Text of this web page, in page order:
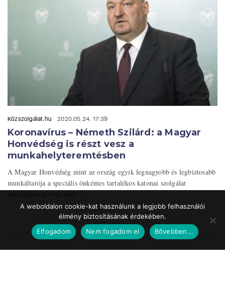
Közszolgálat.hu 2020.05.24. 17:39
Koronavírus – Németh Szilárd: a Magyar
Honvédség is részt vesz a
munkahelyteremtésben
A Magyar Honvédség mint az ország egyik legnagyobb és legbiztosabb
munkáltatója a speciális önkéntes tartalékos katonai szolgálat
A weboldalon cookie-kat használunk a legjobb felhasználói
élmény biztosításának érdekében.
Elfogadom
Nem fogadom el Bővebben...